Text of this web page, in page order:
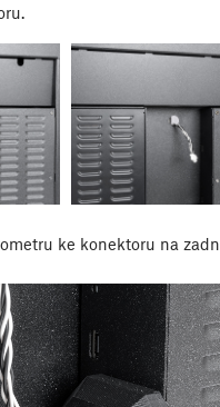
ke konektoru na